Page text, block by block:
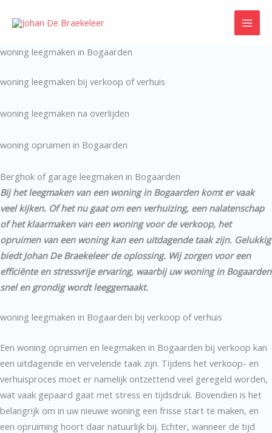
naar
inhoud
woning leegmaken in Bogaarden
woning leegmaken bij verkoop of verhuis
woning leegmaken na overlijden
woning opruimen in Bogaarden
Berghok of garage leegmaken in Bogaarden
Bij het leegmaken van een woning in Bogaarden komt er vaak
veel kijken. Of het nu gaat om een verhuizing, een nalatenschap
of het klaarmaken van een woning voor de verkoop, het
opruimen van een woning kan een uitdagende taak zijn. Gelukkig
biedt Johan De Braekeleer de oplossing. Wij zorgen voor een
efficiënte en stressvrije ervaring, waarbij uw woning in Bogaarden
snel en grondig wordt leeggemaakt.
woning leegmaken in Bogaarden bij verkoop of verhuis
Een woning opruimen en leegmaken in Bogaarden bij verkoop kan
een uitdagende en vervelende taak zijn. Tijdens het verkoop- en
verhuisproces moet er namelijk ontzettend veel geregeld worden,
wat vaak gepaard gaat met stress en tijdsdruk. Bovendien is het
belangrijk om in uw nieuwe woning een frisse start te maken, en
een opruiming hoort daar natuurlijk bij. Echter, wanneer de tijd